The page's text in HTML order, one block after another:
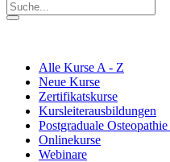
Alle Kurse A - Z
Neue Kurse
Zertifikatskurse
Kursleiterausbildungen
Postgraduale
Onlinekurse
Webinare